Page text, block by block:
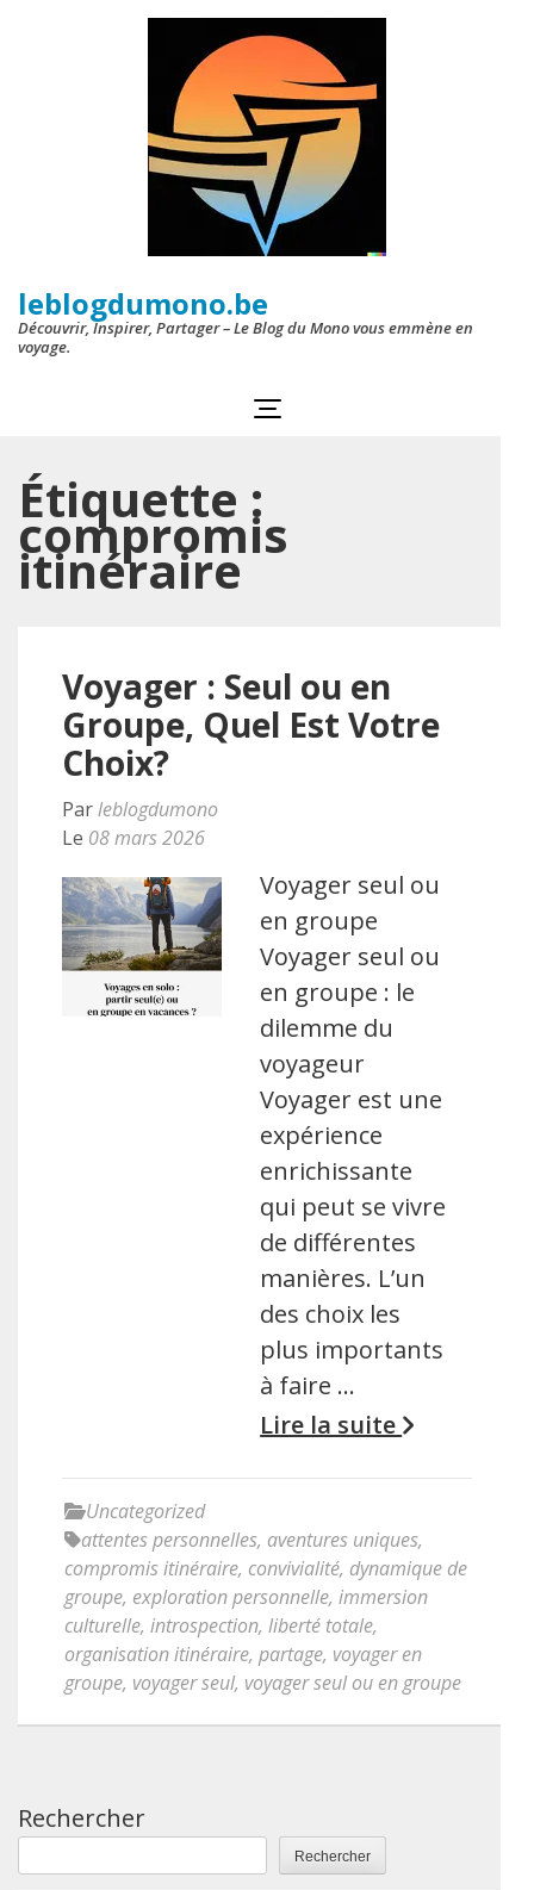
leblogdumono.be
Découvrir, Inspirer, Partager – Le Blog du Mono vous emmène en
voyage.
Étiquette :
compromis
itinéraire
Voyager : Seul ou en
Groupe, Quel Est Votre
Choix?
Parleblogdumono
Le 08 mars 2026
Voyager seul ou
en groupe
Voyager seul ou
en groupe : le
dilemme du
voyageur
Voyager est une
expérience
enrichissante
qui peut se vivre
de différentes
manières. L’un
des choix les
plus importants
à faire …
Lire la suite
Uncategorized
attentes personnelles, aventures uniques,
compromis itinéraire, convivialité, dynamique de
groupe, exploration personnelle, immersion
culturelle, introspection, liberté totale,
organisation itinéraire, partage, voyager en
groupe, voyager seul, voyager seul ou en groupe
Rechercher
Rechercher